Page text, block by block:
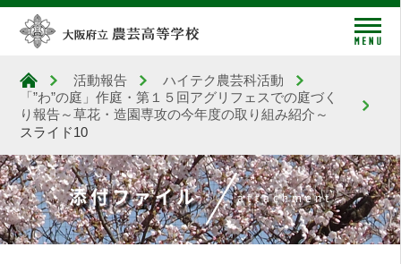
大阪府立農芸高等学校
活動報告
ハイテク農芸科活動
「”わ”の庭」作庭・第１５回アグリフェスでの庭づく
り報告～草花・造園専攻の今年度の取り組み紹介～
スライド10
添付ファイル attachment